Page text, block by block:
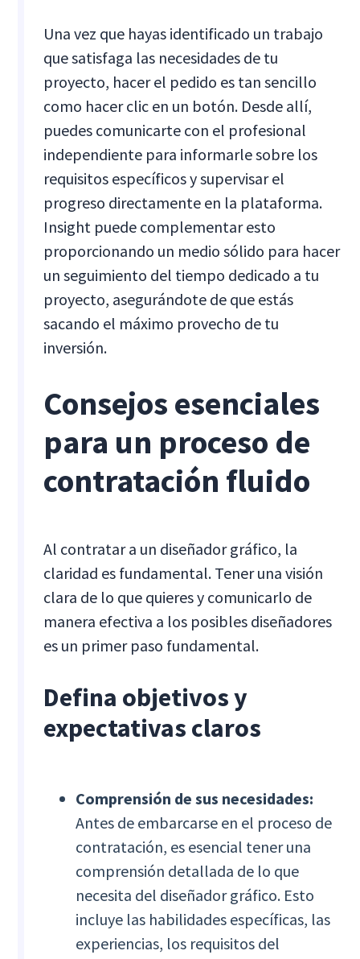
Una vez que hayas identificado un trabajo
que satisfaga las necesidades de tu
proyecto, hacer el pedido es tan sencillo
como hacer clic en un botón. Desde allí,
puedes comunicarte con el profesional
independiente para informarle sobre los
requisitos específicos y supervisar el
progreso directamente en la plataforma.
Insight puede complementar esto
proporcionando un medio sólido para hacer
un seguimiento del tiempo dedicado a tu
proyecto, asegurándote de que estás
sacando el máximo provecho de tu
inversión.
Consejos esenciales
para un proceso de
contratación fluido
Al contratar a un diseñador gráfico, la
claridad es fundamental. Tener una visión
clara de lo que quieres y comunicarlo de
manera efectiva a los posibles diseñadores
es un primer paso fundamental.
Defina objetivos y
expectativas claros
Comprensión de sus necesidades:
Antes de embarcarse en el proceso de
contratación, es esencial tener una
comprensión detallada de lo que
necesita del diseñador gráfico. Esto
incluye las habilidades específicas, las
experiencias, los requisitos del